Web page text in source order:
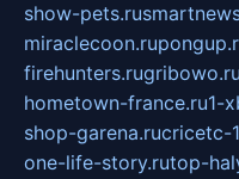
show-pets.ru
miraclecoon.ru
firehunters.rugribowo.ru
hometown-france.ru1-
shop-garena.rucricetc-
one-life-story.rutop-